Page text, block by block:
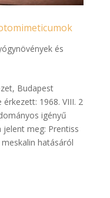
és
Budapest
érkezett: 1968. VIII. 2
igényű
jelent meg: Prentiss
hatásáról